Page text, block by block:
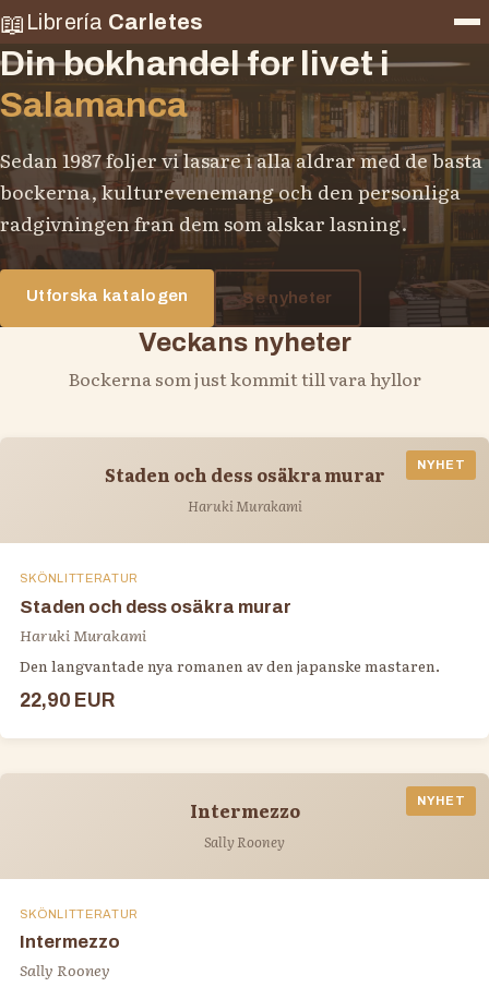
📖 Librería Carletes
Din bokhandel for livet i
Salamanca
Sedan 1987 foljer vi lasare i alla aldrar med de basta
bockerna, kulturevenemang och den personliga
radgivningen fran dem som alskar lasning.
Utforska katalogen Se nyheter
Veckans nyheter
Bockerna som just kommit till vara hyllor
NYHET
Staden och dess osäkra murar
Haruki Murakami
SKÖNLITTERATUR
Staden och dess osäkra murar
Haruki Murakami
Den langvantade nya romanen av den japanske mastaren.
22,90 EUR
NYHET
Intermezzo
Sally Rooney
SKÖNLITTERATUR
Intermezzo
Sally Rooney